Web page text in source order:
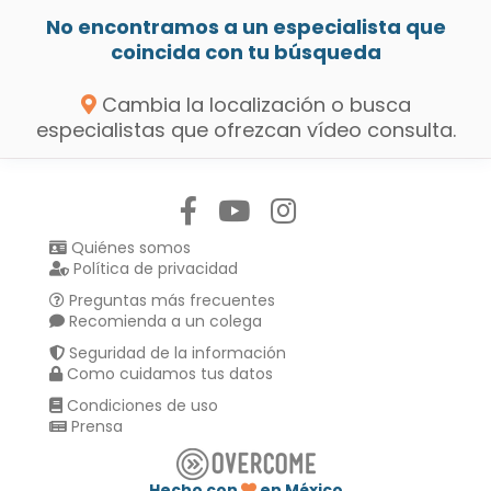
No encontramos a un especialista que
coincida con tu búsqueda
Cambia la localización o busca
especialistas que ofrezcan vídeo consulta.
Quiénes somos
Política de privacidad
Preguntas más frecuentes
Recomienda a un colega
Seguridad de la información
Como cuidamos tus datos
Condiciones de uso
Prensa